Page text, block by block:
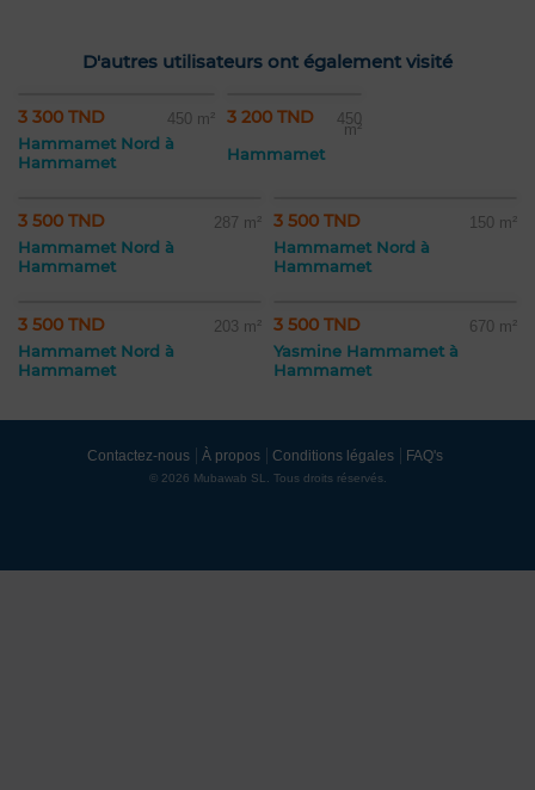
D'autres utilisateurs ont également visité
3 300 TND 450 m²
Hammamet Nord à
Hammamet
3 200 TND 450
m²
Hammamet
3 500 TND 287 m²
Hammamet Nord à
Hammamet
3 500 TND 150 m²
Hammamet Nord à
Hammamet
3 500 TND 203 m²
Hammamet Nord à
Hammamet
3 500 TND 670 m²
Yasmine Hammamet à
Hammamet
Contactez-nous À propos Conditions légales FAQ's
© 2026 Mubawab SL. Tous droits réservés.